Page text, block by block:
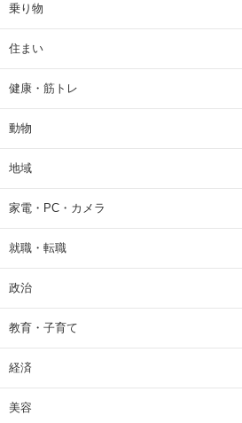
乗り物
住まい
健康・筋トレ
動物
地域
家電・PC・カメラ
就職・転職
政治
教育・子育て
経済
美容